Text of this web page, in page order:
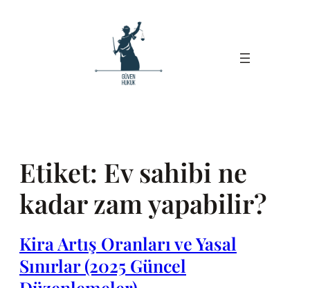
Etiket: Ev sahibi ne
kadar zam yapabilir?
Kira Artış Oranları ve Yasal
Sınırlar (2025 Güncel